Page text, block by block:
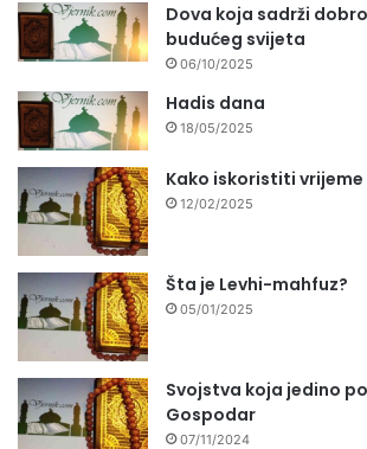
Dova koja sadrži
budućeg svijeta
06/10/2025
Hadis dana
18/05/2025
Kako iskoristiti vrijeme
12/02/2025
Šta je Levhi-mahfuz?
05/01/2025
Svojstva koja jedino
Gospodar
07/11/2024